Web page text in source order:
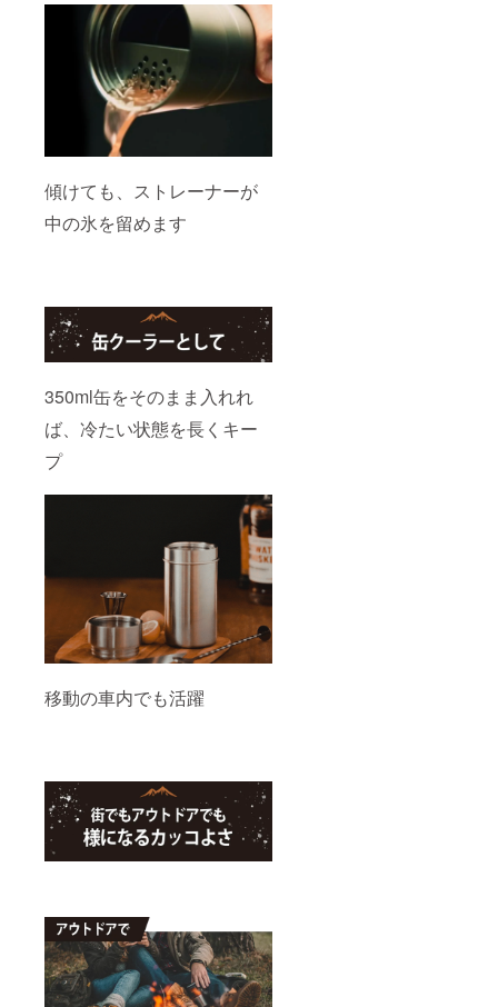
傾けても、ストレーナーが
中の氷を留めます
350ml缶をそのまま入れれ
ば、冷たい状態を長くキー
プ
移動の車内でも活躍